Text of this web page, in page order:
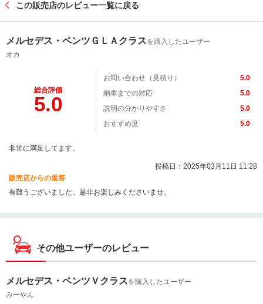
この販売店のレビュー一覧に戻る
メルセデス・ベンツＧＬＡクラスを購入したユーザー
オカ
総合評価
5.0
お問い合わせ（見積り）
5.0
納車までの対応
5.0
説明の分かりやすさ
5.0
おすすめ度
5.0
非常に満足してます。
投稿日：2025年03月11日 11:28
販売店からの返答
有難うございました。是非お楽しみくださいませ。
その他ユーザーのレビュー
メルセデス・ベンツＶクラスを購入したユーザー
みーやん